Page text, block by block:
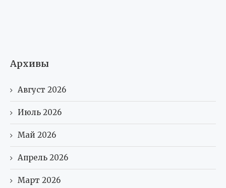
Архивы
Август 2026
Июль 2026
Май 2026
Апрель 2026
Март 2026